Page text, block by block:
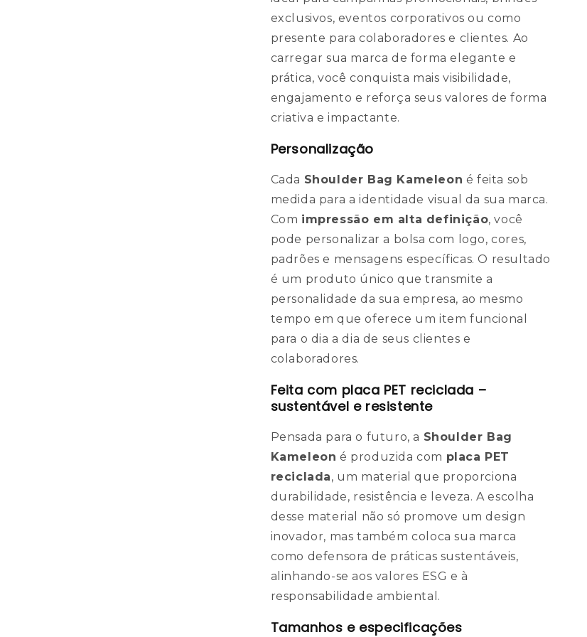
exclusivos, eventos corporativos ou como
presente para colaboradores e clientes. Ao
carregar sua marca de forma elegante e
prática, você conquista mais visibilidade,
engajamento e reforça seus valores de forma
criativa e impactante.
Personalização
Cada Shoulder Bag Kameleon é feita sob
medida para a identidade visual da sua marca.
Com impressão em alta definição, você
pode personalizar a bolsa com logo, cores,
padrões e mensagens específicas. O resultado
é um produto único que transmite a
personalidade da sua empresa, ao mesmo
tempo em que oferece um item funcional
para o dia a dia de seus clientes e
colaboradores.
Feita com placa PET reciclada –
sustentável e resistente
Pensada para o futuro, a Shoulder Bag
Kameleon é produzida com placa PET
reciclada, um material que proporciona
durabilidade, resistência e leveza. A escolha
desse material não só promove um design
inovador, mas também coloca sua marca
como defensora de práticas sustentáveis,
alinhando-se aos valores ESG e à
responsabilidade ambiental.
Tamanhos e especificações